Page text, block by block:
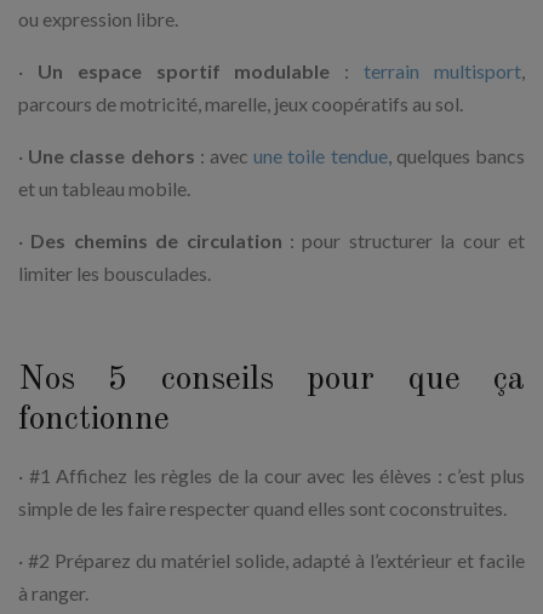
ou expression libre.
· Un espace sportif modulable :terrain multisport,
parcours de motricité, marelle, jeux coopératifs au sol.
· Une classe dehors : avecune toile tendue, quelques bancs
et un tableau mobile.
· Des chemins de circulation : pour structurer la cour et
limiter les bousculades.
Nos 5 conseils pour que ça
fonctionne
· #1 Affichez les règles de la cour avec les élèves : c’est plus
simple de les faire respecter quand elles sont coconstruites.
· #2 Préparez du matériel solide, adapté à l’extérieur et facile
à ranger.